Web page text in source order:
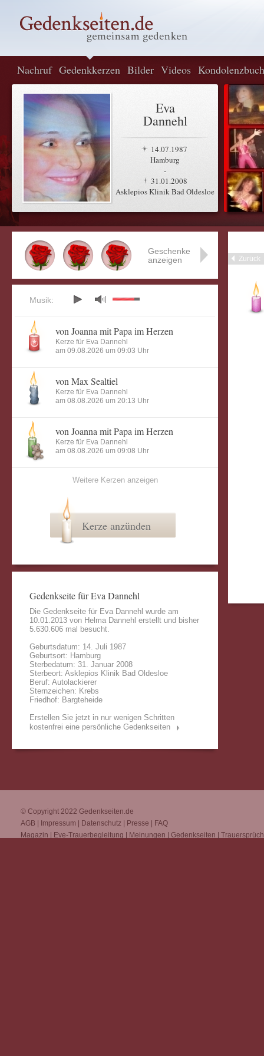
Nachruf Gedenkkerzen Bilder Videos Kondolenzbuch
Eva
Dannehl
14.07.1987
Hamburg
-
31.01.2008
Asklepios Klinik Bad Oldesloe
Zurück
Geschenke
anzeigen
Musik:
von Joanna mit Papa im Herzen
Kerze für Eva Dannehl
am 09.08.2026 um 09:03 Uhr
von Max Sealtiel
Kerze für Eva Dannehl
am 08.08.2026 um 20:13 Uhr
von Joanna mit Papa im Herzen
Kerze für Eva Dannehl
am 08.08.2026 um 09:08 Uhr
Weitere Kerzen anzeigen
Kerze anzünden
Gedenkseite für Eva Dannehl
Die Gedenkseite für Eva Dannehl wurde am
10.01.2013 von Helma Dannehl erstellt und bisher
5.630.606 mal besucht.
Geburtsdatum: 14. Juli 1987
Geburtsort: Hamburg
Sterbedatum: 31. Januar 2008
Sterbeort: Asklepios Klinik Bad Oldesloe
Beruf: Autolackierer
Sternzeichen: Krebs
Friedhof: Bargteheide
Erstellen Sie jetzt in nur wenigen Schritten
kostenfrei eine persönliche Gedenkseiten
© Copyright 2022 Gedenkseiten.de
AGB
Impressum Datenschutz Presse
FAQ
Magazin
Eve-Trauerbegleitung Meinungen Gedenkseiten